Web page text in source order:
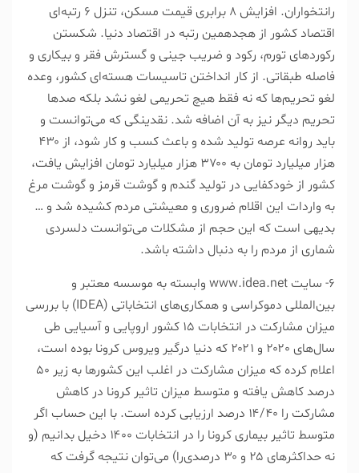
رانتخواران. افزایش ۸ برابری قیمت مسکن، تنزل ۶ رتبه‌ای
اقتصاد کشور از هجدهمین رتبه در اقتصاد دنیا. شکستن
رکورد‌های تورم، رکود و ضریب جینی و گسترش فقر و بیکاری و
فاصله طبقاتی. از کار انداختن تاسیسات هسته‌ای کشور، وعده
لغو تحریم‌ها که نه فقط هیچ تحریمی لغو نشد بلکه صد‌ها
تحریم دیگر نیز به آن اضافه شد. نقدینگی که می‌توانست و
باید روانه عرصه تولید شده و باعث کسب و کار شود، از ۴۳۰
هزار میلیارد تومان به ۳۷۰۰ هزار میلیارد تومان افزایش یافت،
کشور از خودکفایی در تولید گندم و گوشت قرمز و گوشت مرغ
به واردات این اقلام ضروری و معیشتی مردم کشیده شد و …
بدیهی است که این حجم از مشکلات می‌توانست دلسردی
شماری از مردم را به دنبال داشته باشد.
۶- سایت www.idea.net وابسته به موسسه معتبر و
بین‌المللی دموکراسی و همکاری‌های انتخاباتی (IDEA) با بررسی
میزان مشارکت در انتخابات ۱۵ کشور اروپایی و آسیایی طی
سال‌های ۲۰۲۰ و ۲۰۲۱ که دنیا درگیر ویروس کرونا بوده است،
اعلام کرده که میزان مشارکت در اغلب این کشور‌ها به زیر ۵۰
درصد کاهش یافته و متوسط میزان تاثیر کرونا در کاهش
مشارکت را ۱۴/۴۰ درصد ارزیابی کرده است. با این حساب اگر
متوسط تاثیر بیماری کرونا را در انتخابات ۱۴۰۰ دخیل بدانیم (و
نه حد‌اکثر‌های ۲۵ و ۳۰ درصدی‌را) می‌توان نتیجه گرفت که